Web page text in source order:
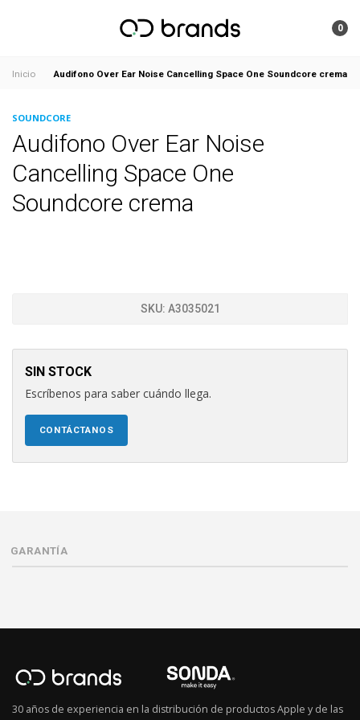
0
Inicio Audifono Over Ear Noise Cancelling Space One Soundcore crema
SOUNDCORE
Audifono Over Ear Noise
Cancelling Space One
Soundcore crema
SKU: A3035021
SIN STOCK
Escríbenos para saber cuándo llega.
CONTÁCTANOS
GARANTÍA
30 años de experiencia en la distribución de productos Apple y de las